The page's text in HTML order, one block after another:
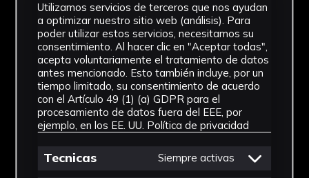
Utilizamos servicios de terceros que nos ayudan
a optimizar nuestro sitio web (análisis). Para
poder utilizar estos servicios, necesitamos su
consentimiento. Al hacer clic en "Aceptar todas",
acepta voluntariamente el tratamiento de datos
antes mencionado. Esto también incluye, por un
tiempo limitado, su consentimiento de acuerdo
con el Artículo 49 (1) (a) GDPR para el
procesamiento de datos fuera del EEE, por
ejemplo, en los EE. UU. Política de privacidad
Tecnicas Siempre activas